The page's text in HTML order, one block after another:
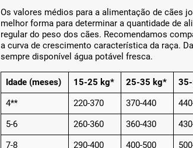
Os valores médios para a alimentação de cães
melhor forma para determinar a quantidade de
regular do peso dos cães. Recomendamos
a curva de crescimento característica da raça.
sempre disponível água potável fresca.
Idade (meses) 15-25 kg* 25-35 kg*
4**
220-370 370-440
5-6
260-360 360-430
7-8
290-400 400-500